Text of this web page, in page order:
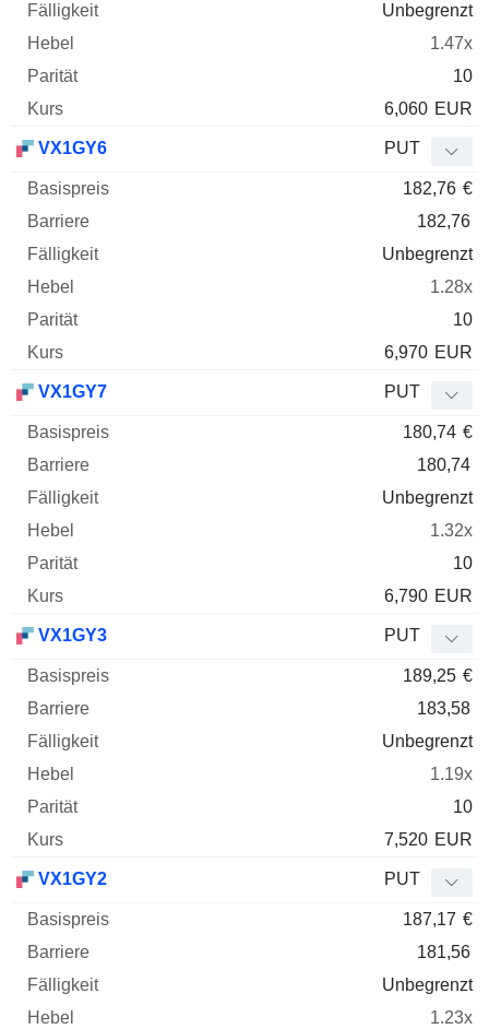
Unbegrenzt
1.47x
10
6,060 EUR
VX1GY6 PUT
182,76 €
182,76
Unbegrenzt
1.28x
10
6,970 EUR
VX1GY7 PUT
180,74 €
180,74
Unbegrenzt
1.32x
10
6,790 EUR
VX1GY3 PUT
189,25 €
183,58
Unbegrenzt
1.19x
10
7,520 EUR
VX1GY2 PUT
187,17 €
181,56
Unbegrenzt
1.23x